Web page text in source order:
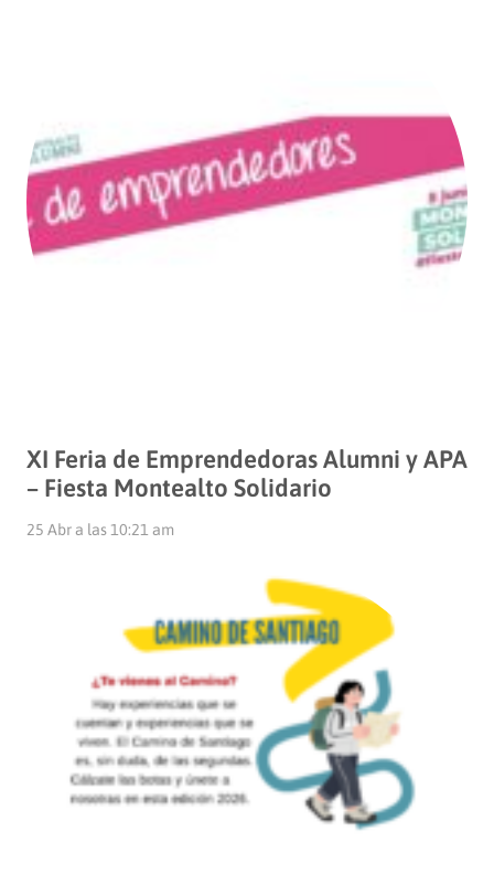
XI Feria de Emprendedoras Alumni y APA
– Fiesta Montealto Solidario
25 Abr a las 10:21 am